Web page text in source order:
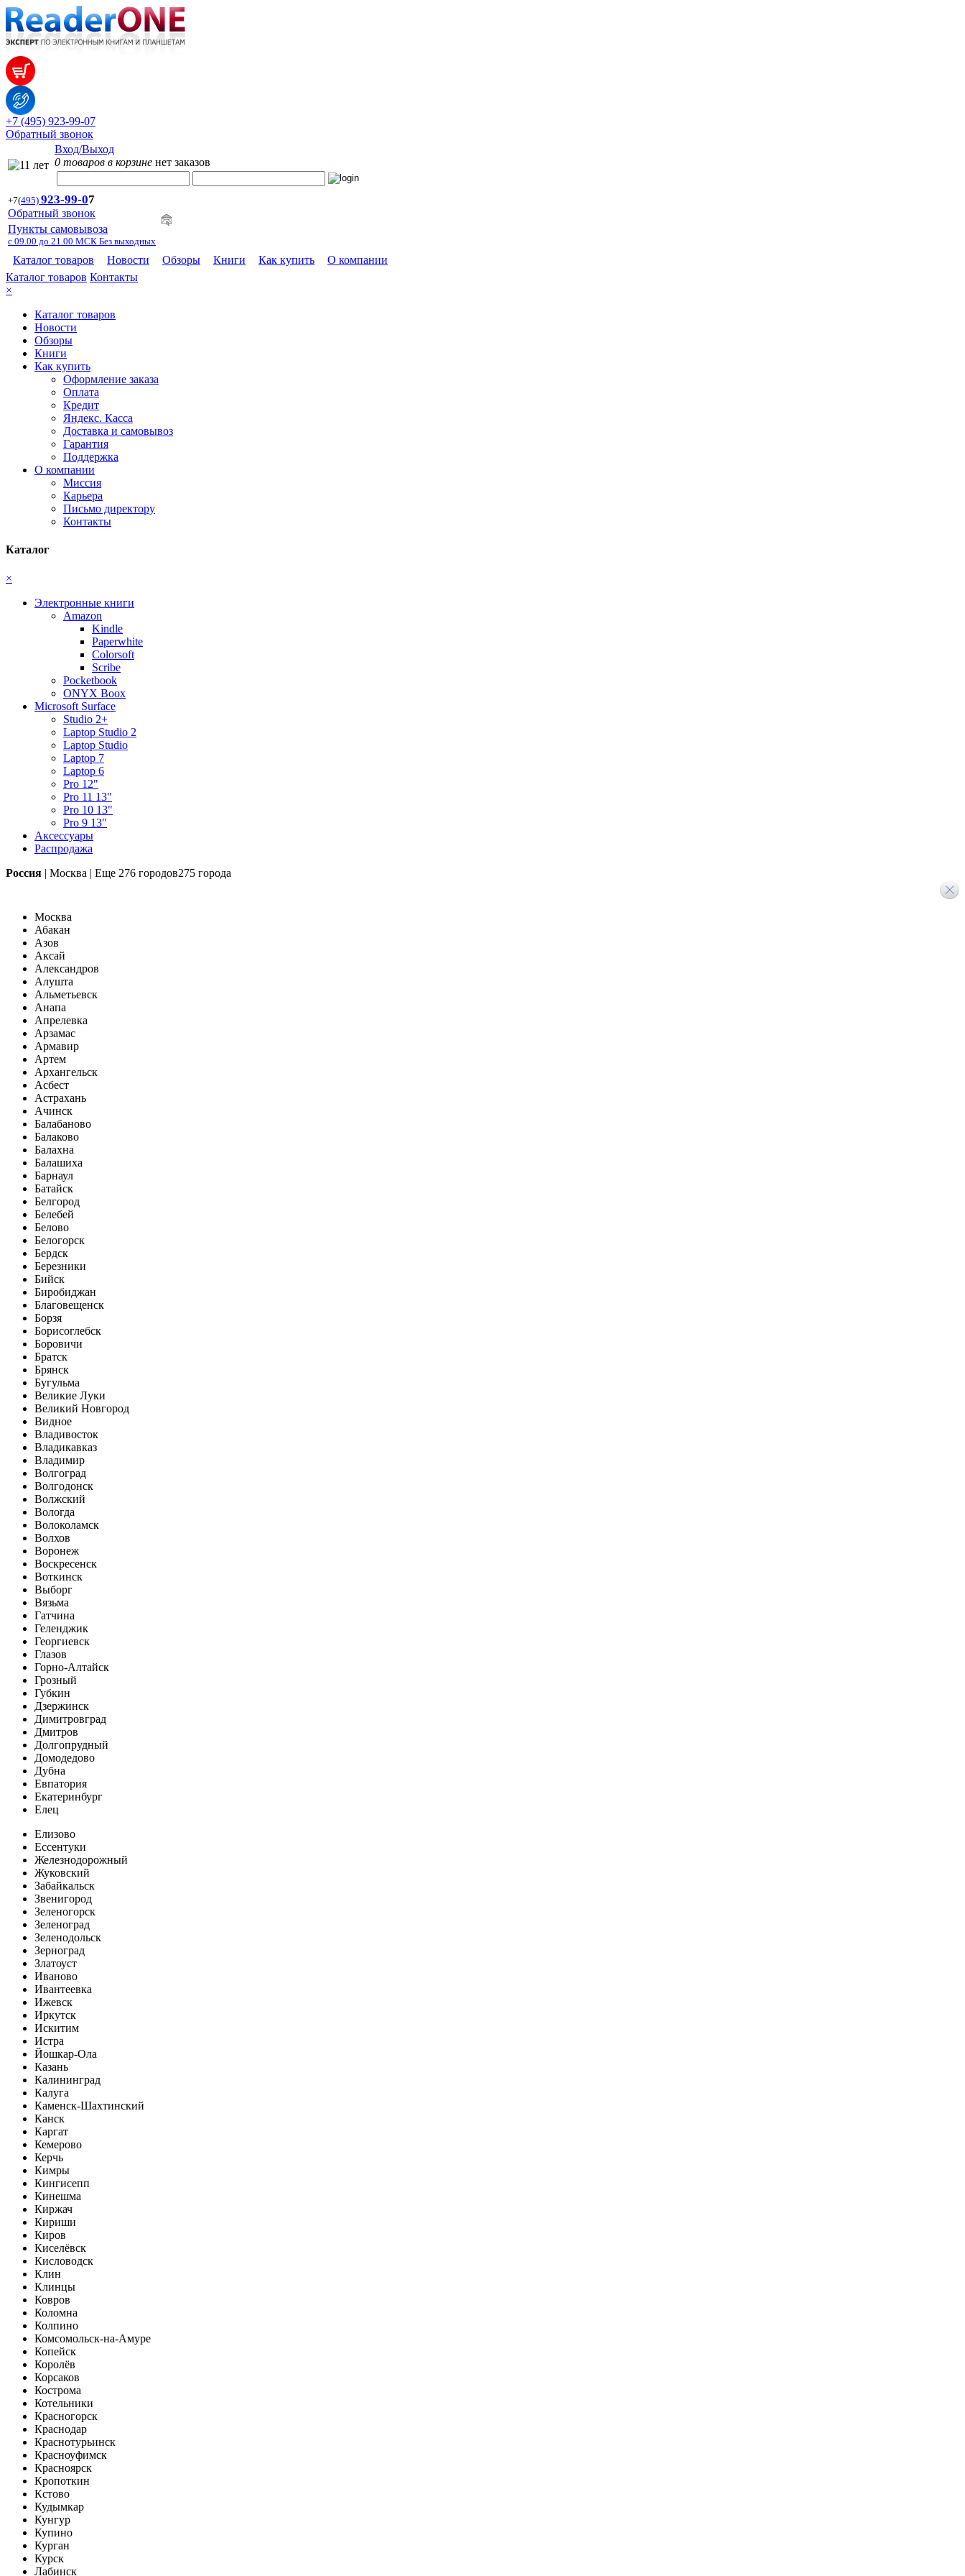
+7 (495) 923-99-07
Обратный звонок
Вход/Выход
0 товаров в корзине нет заказов
+7(495) 923-99-07
Обратный звонок
Пункты самовывоза
с 09.00 до 21.00 МСК Без выходных
Каталог товаров Новости Обзоры Книги Как купить
О компании
Каталог товаров Контакты
×
Каталог товаров
Новости
Обзоры
Книги
Как купить
Оформление заказа
Оплата
Кредит
Яндекс. Касса
Доставка и самовывоз
Гарантия
Поддержка
О компании
Миссия
Карьера
Письмо директору
Контакты
Каталог
×
Электронные книги
Amazon
Kindle
Paperwhite
Colorsoft
Scribe
Pocketbook
ONYX Boox
Microsoft Surface
Studio 2+
Laptop Studio 2
Laptop Studio
Laptop 7
Laptop 6
Pro 12"
Pro 11 13"
Pro 10 13"
Pro 9 13"
Аксессуары
Распродажа
Россия | Москва | Еще 276 городов275 города
Москва
Абакан
Азов
Аксай
Александров
Алушта
Альметьевск
Анапа
Апрелевка
Арзамас
Армавир
Артем
Архангельск
Асбест
Астрахань
Ачинск
Балабаново
Балаково
Балахна
Балашиха
Барнаул
Батайск
Белгород
Белебей
Белово
Белогорск
Бердск
Березники
Бийск
Биробиджан
Благовещенск
Борзя
Борисоглебск
Боровичи
Братск
Брянск
Бугульма
Великие Луки
Великий Новгород
Видное
Владивосток
Владикавказ
Владимир
Волгоград
Волгодонск
Волжский
Вологда
Волоколамск
Волхов
Воронеж
Воскресенск
Воткинск
Выборг
Вязьма
Гатчина
Геленджик
Георгиевск
Глазов
Горно-Алтайск
Грозный
Губкин
Дзержинск
Димитровград
Дмитров
Долгопрудный
Домодедово
Дубна
Евпатория
Екатеринбург
Елец
Елизово
Ессентуки
Железнодорожный
Жуковский
Забайкальск
Звенигород
Зеленогорск
Зеленоград
Зеленодольск
Зерноград
Златоуст
Иваново
Ивантеевка
Ижевск
Иркутск
Искитим
Истра
Йошкар-Ола
Казань
Калининград
Калуга
Каменск-Шахтинский
Канск
Каргат
Кемерово
Керчь
Кимры
Кингисепп
Кинешма
Киржач
Кириши
Киров
Киселёвск
Кисловодск
Клин
Клинцы
Ковров
Коломна
Колпино
Комсомольск-на-Амуре
Копейск
Королёв
Корсаков
Кострома
Котельники
Красногорск
Краснодар
Краснотурьинск
Красноуфимск
Красноярск
Кропоткин
Кстово
Кудымкар
Кунгур
Купино
Курган
Курск
Лабинск